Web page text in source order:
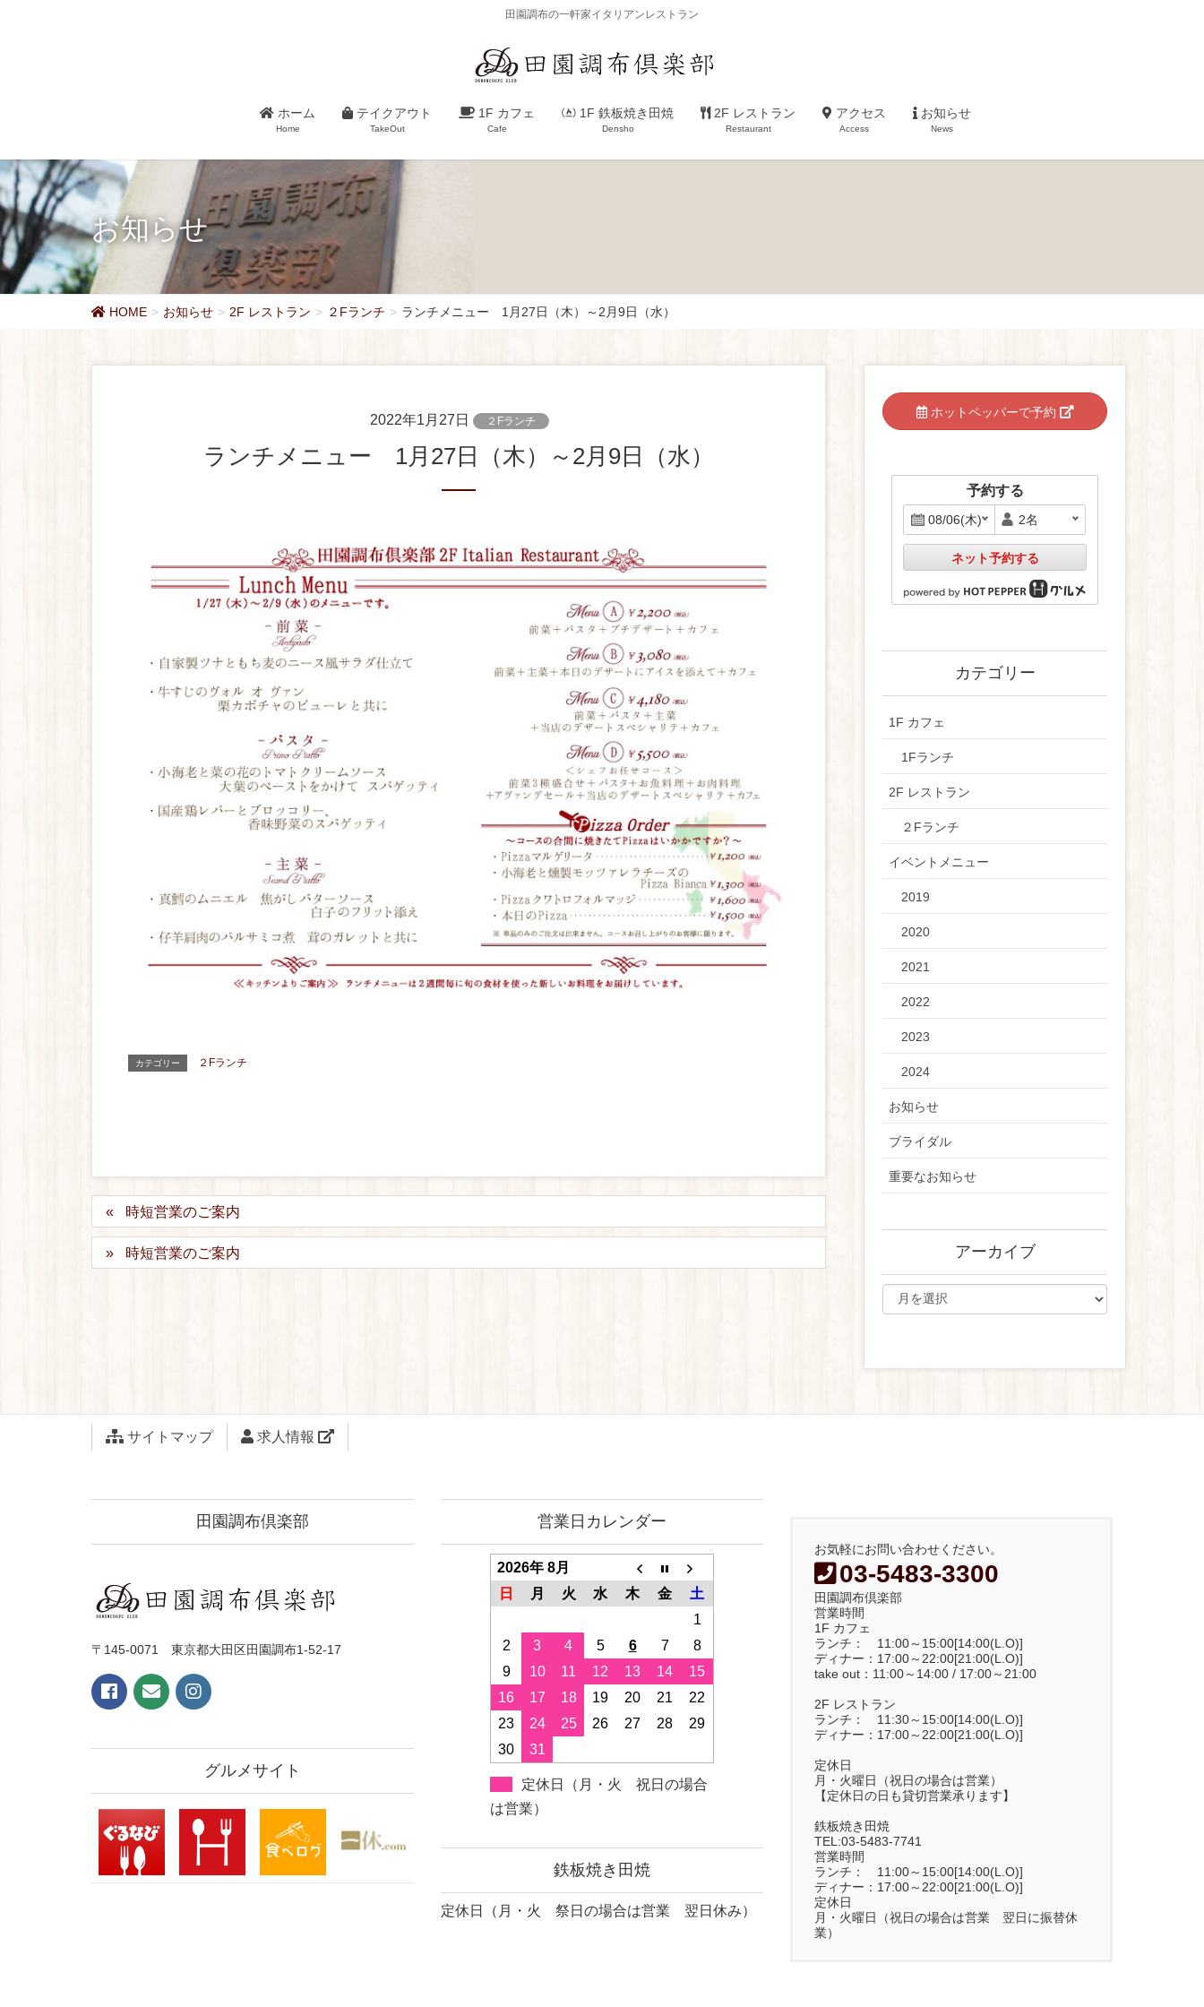
田園調布の一軒家イタリアンレストラン
ホーム
Home
テイクアウト
TakeOut
1F カフェ
Cafe
1F 鉄板焼き田焼
Densho
2F レストラン
Restaurant
アクセス
Access
お知らせ
News
お知らせ
HOME お知らせ 2F レストラン ２Fランチ ランチメニュー 1月27日（木）～2月9日（水）
2022年1月27日 ２Fランチ
ランチメニュー 1月27日（木）～2月9日（水）
カテゴリー ２Fランチ
時短営業のご案内
時短営業のご案内
ホットペッパーで予約
予約する
ネット予約する
カテゴリー
1F カフェ
1Fランチ
2F レストラン
２Fランチ
イベントメニュー
2019
2020
2021
2022
2023
2024
お知らせ
ブライダル
重要なお知らせ
アーカイブ
サイトマップ 求人情報
田園調布倶楽部
〒145-0071 東京都大田区田園調布1-52-17
グルメサイト
営業日カレンダー
2026年 8月
日
月 火 水 木 金
土
1
2
3 4 5 6 7
8
9
10 11 12 13 14
15
16
17 18 19 20 21
22
23
24 25 26 27 28
29
30
31
定休日（月・火 祝日の場合
は営業）
鉄板焼き田焼
定休日（月・火 祭日の場合は営業 翌日休み）
お気軽にお問い合わせください。
03-5483-3300
田園調布倶楽部
営業時間
1F カフェ
ランチ： 11:00～15:00[14:00(L.O)]
ディナー：17:00～22:00[21:00(L.O)]
take out：11:00～14:00 / 17:00～21:00
2F レストラン
ランチ： 11:30～15:00[14:00(L.O)]
ディナー：17:00～22:00[21:00(L.O)]
定休日
月・火曜日（祝日の場合は営業）
【定休日の日も貸切営業承ります】
鉄板焼き田焼
TEL:03-5483-7741
営業時間
ランチ： 11:00～15:00[14:00(L.O)]
ディナー：17:00～22:00[21:00(L.O)]
定休日
月・火曜日（祝日の場合は営業 翌日に振替休
業）